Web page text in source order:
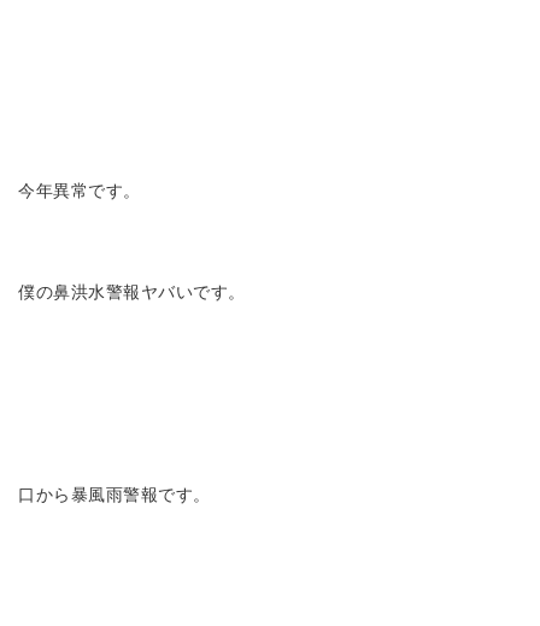
今年異常です。
僕の鼻洪水警報ヤバいです。
口から暴風雨警報です。